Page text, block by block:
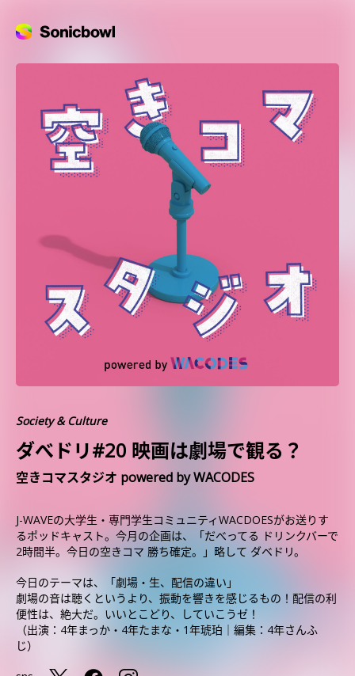
Society & Culture
ダべドリ#20 映画は劇場で観る？
空きコマスタジオ powered by WACODES
J-WAVEの大学生・専門学生コミュニティWACDOESがお送りす
るポッドキャスト。今月の企画は、「だべってる ドリンクバーで
2時間半。今日の空きコマ 勝ち確定。」略して ダベドリ。
今日のテーマは、「劇場・生、配信の違い」
劇場の音は聴くというより、振動を響きを感じるもの！配信の利
便性は、絶大だ。いいとこどり、していこうゼ！
（出演：4年まっか・4年たまな・1年琥珀｜編集：4年さんふ
じ）